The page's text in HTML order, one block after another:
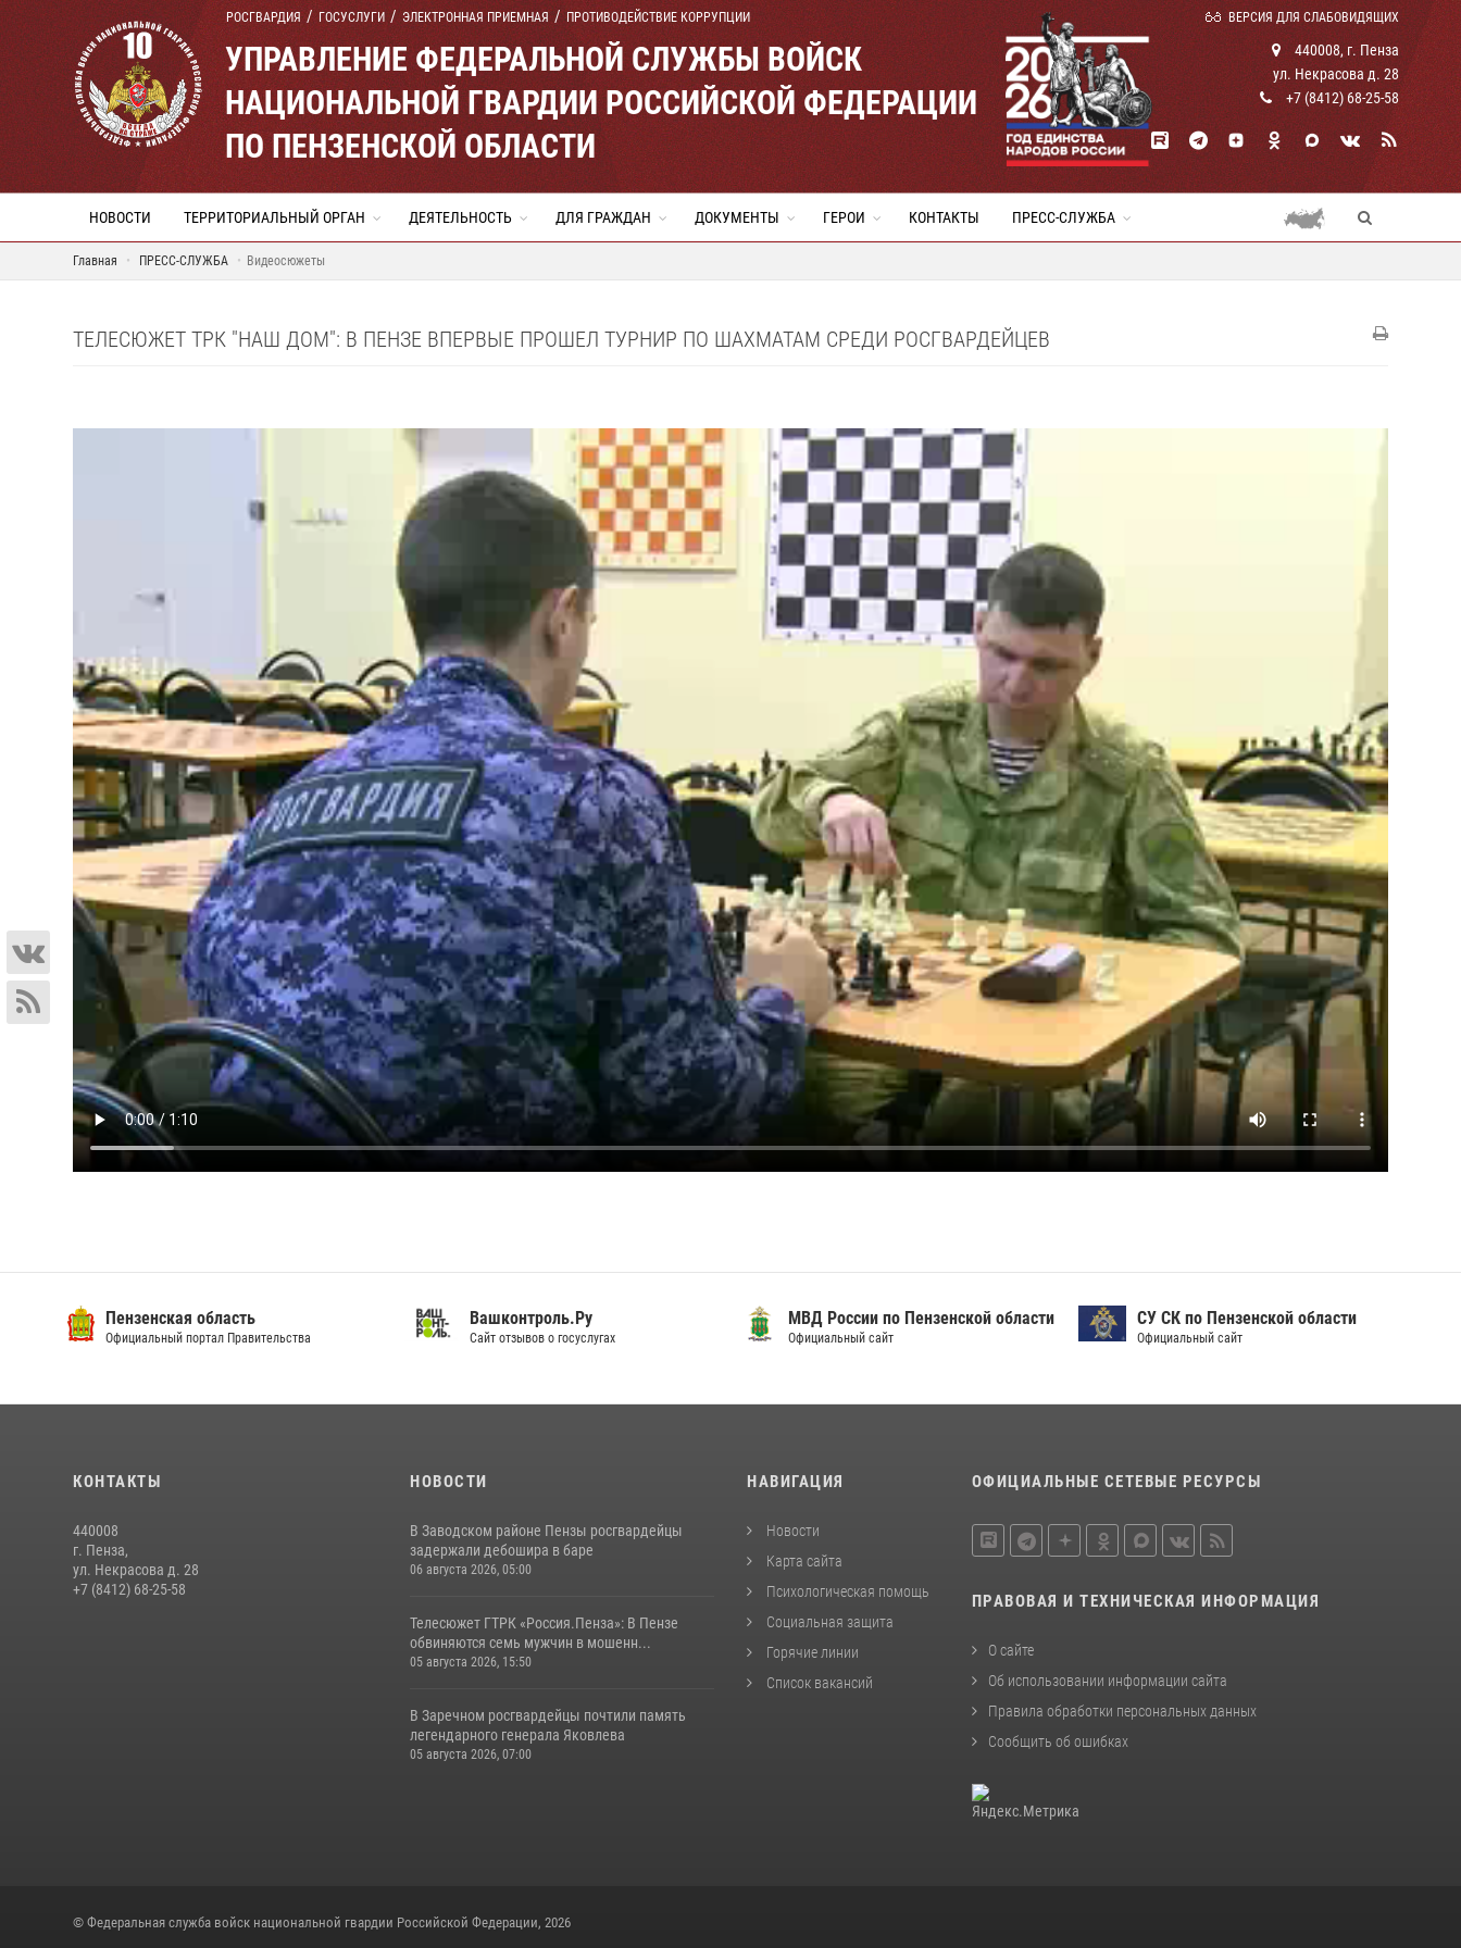
РОСГВАРДИЯ ГОСУСЛУГИ ЭЛЕКТРОННАЯ ПРИЕМНАЯ ПРОТИВОДЕЙСТВИЕ КОРРУПЦИИ ВЕРСИЯ ДЛЯ СЛАБОВИДЯЩИХ
УПРАВЛЕНИЕ ФЕДЕРАЛЬНОЙ СЛУЖБЫ ВОЙСК
НАЦИОНАЛЬНОЙ ГВАРДИИ РОССИЙСКОЙ ФЕДЕРАЦИИ
ПО ПЕНЗЕНСКОЙ ОБЛАСТИ
440008, г. Пенза
ул. Некрасова д. 28
+7 (8412) 68-25-58
НОВОСТИ ТЕРРИТОРИАЛЬНЫЙ ОРГАН ДЕЯТЕЛЬНОСТЬ ДЛЯ ГРАЖДАН ДОКУМЕНТЫ ГЕРОИ КОНТАКТЫ ПРЕСС-СЛУЖБА
Главная ПРЕСС-СЛУЖБА Видеосюжеты
ТЕЛЕСЮЖЕТ ТРК "НАШ ДОМ": В ПЕНЗЕ ВПЕРВЫЕ ПРОШЕЛ ТУРНИР ПО ШАХМАТАМ СРЕДИ РОСГВАРДЕЙЦЕВ
Пензенская область
Официальный портал Правительства
Вашконтроль.Ру
Сайт отзывов о госуслугах
МВД России по Пензенской области
Официальный сайт
СУ СК по Пензенской области
Официальный сайт
КОНТАКТЫ
440008
г. Пенза,
ул. Некрасова д. 28
+7 (8412) 68-25-58
НОВОСТИ
В Заводском районе Пензы росгвардейцы
задержали дебошира в баре
06 августа 2026, 05:00
Телесюжет ГТРК «Россия.Пенза»: В Пензе
обвиняются семь мужчин в мошенн...
05 августа 2026, 15:50
В Заречном росгвардейцы почтили память
легендарного генерала Яковлева
05 августа 2026, 07:00
НАВИГАЦИЯ
Новости
Карта сайта
Психологическая помощь
Социальная защита
Горячие линии
Список вакансий
ОФИЦИАЛЬНЫЕ СЕТЕВЫЕ РЕСУРСЫ
ПРАВОВАЯ И ТЕХНИЧЕСКАЯ ИНФОРМАЦИЯ
О сайте
Об использовании информации сайта
Правила обработки персональных данных
Сообщить об ошибках
© Федеральная служба войск национальной гвардии Российской Федерации, 2026